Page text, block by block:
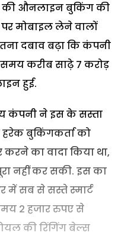
की औनलाइन बुकिंग की
मोबाइल लेने वालों
दबाव बढ़ा कि कंपनी
समय करीब साढ़े 7 करोड़
हुई.
कंपनी ने इस के सस्ता
बुकिंगकर्ता को
का वादा किया था,
नहीं कर सकी. इस का
में सब से सस्ते स्मार्ट
2 हजार रुपए से
की रिंगिंग बेल्स